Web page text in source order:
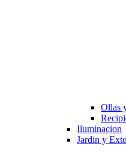
Ollas
Iluminacion
Jardin y